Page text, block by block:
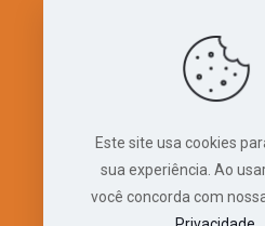
(11) 9 8427-5077
(11) 2935-0307 (ligar)
Este site usa cookies
sua experiência. Ao
você concorda com